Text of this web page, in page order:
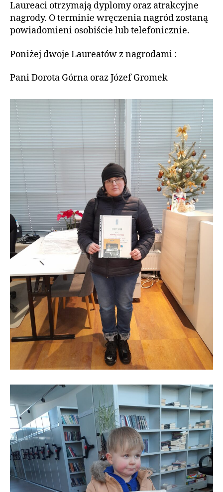
Laureaci otrzymają dyplomy oraz atrakcyjne
nagrody. O terminie wręczenia nagród zostaną
powiadomieni osobiście lub telefonicznie.
Poniżej dwoje Laureatów z nagrodami :
Pani Dorota Górna oraz Józef Gromek